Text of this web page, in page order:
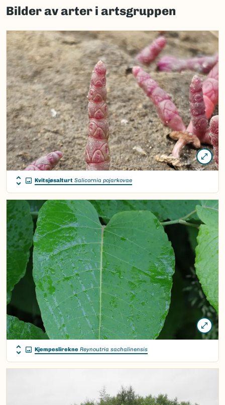
load
map.
Bilder av arter i artsgruppen
Kvitsjøsalturt Salicornia pojarkovae
Kjempeslirekne Reynoutria sachalinensis